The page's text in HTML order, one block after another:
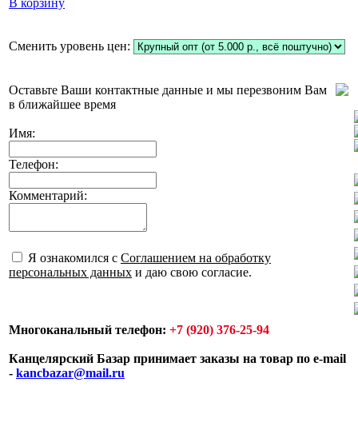
В корзину
Сменить уровень цен:
Оставьте Ваши контактные данные и мы перезвоним Вам
в ближайшее время
Имя:
Телефон:
Комментарий:
Я ознакомился с Соглашением на обработку
персональных данных и даю свою согласие.
Многоканальный телефон: +7 (920) 376-25-94
Канцелярский Базар принимает заказы на товар по e-mail
- kancbazar@mail.ru